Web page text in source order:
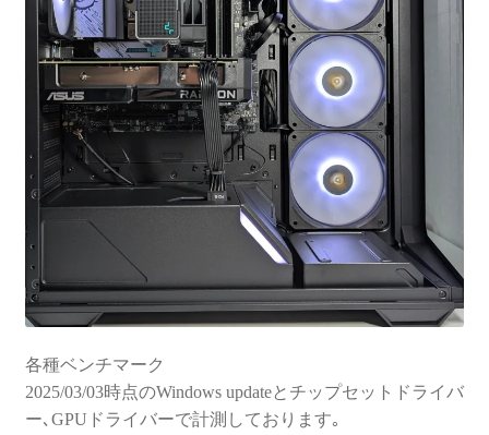
各種ベンチマーク
2025/03/03時点のWindows updateとチップセットドライバ
ー､GPUドライバーで計測しております｡